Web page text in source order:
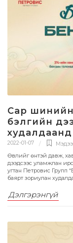
Сар шинийн
бэлгийн
худалдаанд
2022-01-07
Өвлийг өнтэй давж,
дээдсээс уламжлан
угтан Петровис Групп
баярт зориулан
Дэлгэрэнгүй